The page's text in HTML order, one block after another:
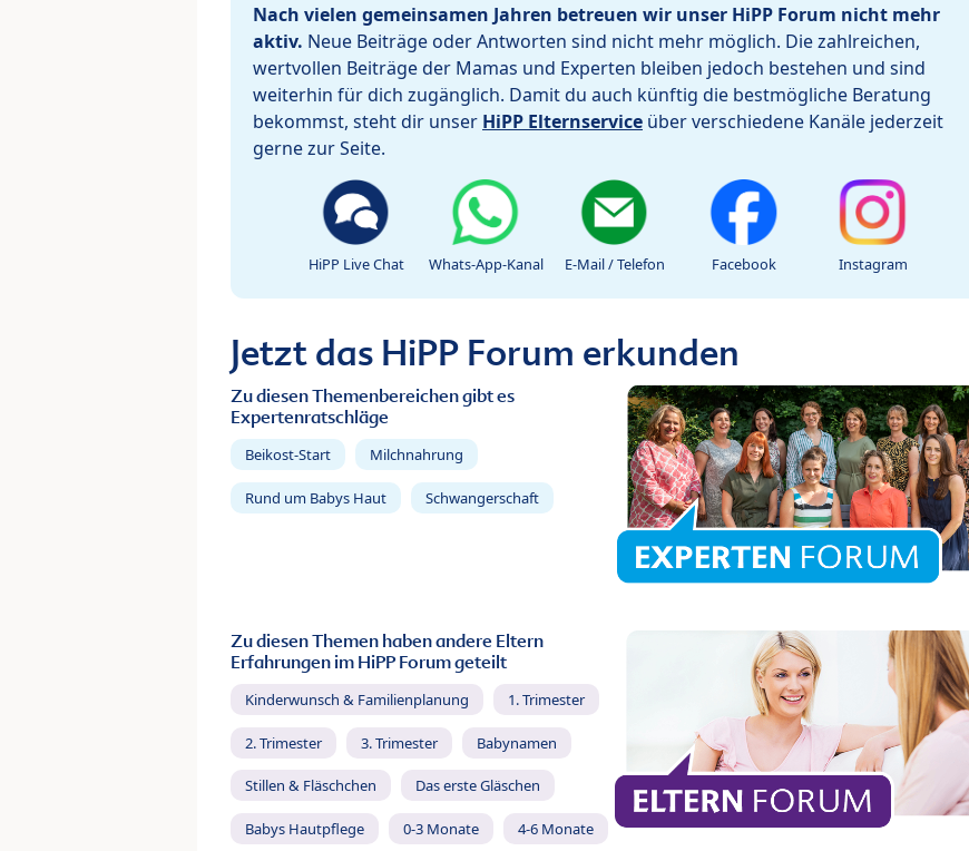
Nach vielen gemeinsamen Jahren betreuen wir unser HiPP Forum nicht mehr
aktiv. Neue Beiträge oder Antworten sind nicht mehr möglich. Die zahlreichen,
wertvollen Beiträge der Mamas und Experten bleiben jedoch bestehen und sind
weiterhin für dich zugänglich. Damit du auch künftig die bestmögliche Beratung
bekommst, steht dir unser HiPP Elternservice über verschiedene Kanäle jederzeit
gerne zur Seite.
HiPP Live Chat Whats-App-Kanal E-Mail / Telefon Facebook Instagram
Jetzt das HiPP Forum erkunden
Zu diesen Themenbereichen gibt es
Expertenratschläge
Beikost-Start Milchnahrung
Rund um Babys Haut Schwangerschaft
Zu diesen Themen haben andere Eltern
Erfahrungen im HiPP Forum geteilt
Kinderwunsch & Familienplanung 1. Trimester
2. Trimester 3. Trimester Babynamen
Stillen & Fläschchen Das erste Gläschen
Babys Hautpflege 0-3 Monate 4-6 Monate